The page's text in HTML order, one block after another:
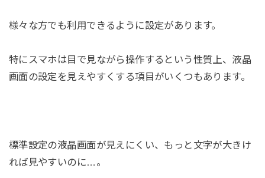
様々な方でも利用できるように設定があります。
特にスマホは目で見ながら操作するという性質上、液晶
画面の設定を見えやすくする項目がいくつもあります。
標準設定の液晶画面が見えにくい、もっと文字が大きけ
れば見やすいのに…。